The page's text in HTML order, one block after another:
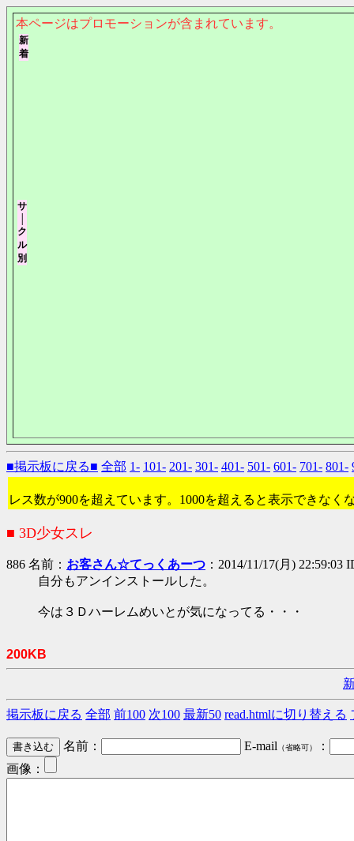
本ページはプロモーションが含まれています。
■掲示板に戻る■ 全部 1- 101- 201- 301- 401- 501- 601- 701- 801-
レス数が900を超えています。1000を超えると表示できなく
■ 3D少女スレ
886 名前： お客さん☆てっくあーつ ：2014/11/17(月) 22:59:03
自分もアンインストールした。
今は３Ｄハーレムめいとが気になってる・・・
200KB
掲示板に戻る 全部 前100 次100 最新50 read.htmlに切り替える
名前： E-mail （省略可）
：
画像：